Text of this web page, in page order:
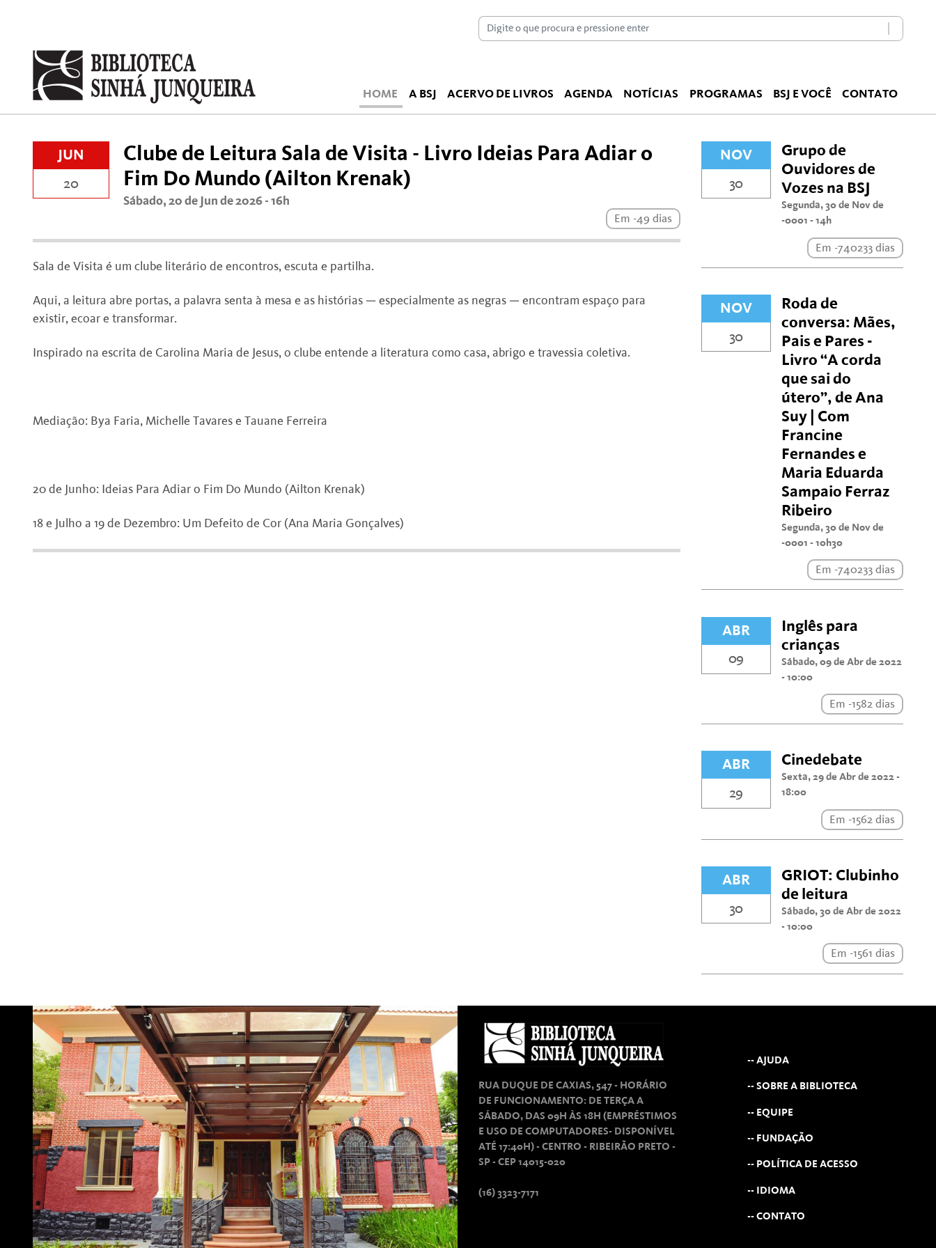
HOME A BSJ ACERVO DE LIVROS AGENDA NOTÍCIAS PROGRAMAS BSJ E VOCÊ CONTATO
JUN
20
Clube de Leitura Sala de Visita - Livro Ideias Para Adiar o
Fim Do Mundo (Ailton Krenak)
Sábado, 20 de Jun de 2026 - 16h
Em -49 dias
Sala de Visita é um clube literário de encontros, escuta e partilha.
Aqui, a leitura abre portas, a palavra senta à mesa e as histórias — especialmente as negras — encontram espaço para
existir, ecoar e transformar.
Inspirado na escrita de Carolina Maria de Jesus, o clube entende a literatura como casa, abrigo e travessia coletiva.
Mediação: Bya Faria, Michelle Tavares e Tauane Ferreira
20 de Junho: Ideias Para Adiar o Fim Do Mundo (Ailton Krenak)
18 e Julho a 19 de Dezembro: Um Defeito de Cor (Ana Maria Gonçalves)
NOV
30
Grupo de
Ouvidores de
Vozes na BSJ
Segunda, 30 de Nov de
-0001 - 14h
Em -740233 dias
NOV
30
Roda de
conversa: Mães,
Pais e Pares -
Livro “A corda
que sai do
útero”, de Ana
Suy | Com
Francine
Fernandes e
Maria Eduarda
Sampaio Ferraz
Ribeiro
Segunda, 30 de Nov de
-0001 - 10h30
Em -740233 dias
ABR
09
Inglês para
crianças
Sábado, 09 de Abr de 2022
- 10:00
Em -1582 dias
ABR
29
Cinedebate
Sexta, 29 de Abr de 2022 -
18:00
Em -1562 dias
ABR
30
GRIOT: Clubinho
de leitura
Sábado, 30 de Abr de 2022
- 10:00
Em -1561 dias
RUA DUQUE DE CAXIAS, 547 - HORÁRIO
DE FUNCIONAMENTO: DE TERÇA A
SÁBADO, DAS 09H ÀS 18H (EMPRÉSTIMOS
E USO DE COMPUTADORES- DISPONÍVEL
ATÉ 17:40H) - CENTRO - RIBEIRÃO PRETO -
SP - CEP 14015-020
(16) 3323-7171
-- AJUDA
-- SOBRE A BIBLIOTECA
-- EQUIPE
-- FUNDAÇÃO
-- POLÍTICA DE ACESSO
-- IDIOMA
-- CONTATO